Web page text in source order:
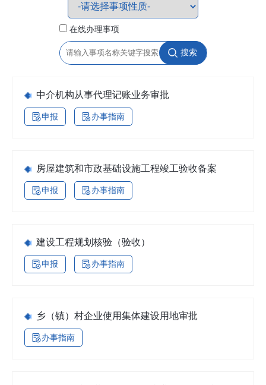
在线办理事项
搜索
中介机构从事代理记账业务审批
申报 办事指南
房屋建筑和市政基础设施工程竣工验收备案
申报 办事指南
建设工程规划核验（验收）
申报 办事指南
乡（镇）村企业使用集体建设用地审批
办事指南